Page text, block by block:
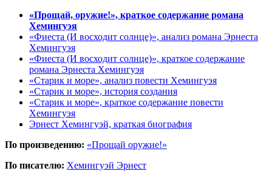
«Прощай, оружие!», краткое содержание романа
Хемингуэя
«Фиеста (И восходит солнце)», анализ романа Эрнеста
Хемингуэя
«Фиеста (И восходит солнце)», краткое содержание
романа Эрнеста Хемингуэя
«Старик и море», анализ повести Хемингуэя
«Старик и море», история создания
«Старик и море», краткое содержание повести
Хемингуэя
Эрнест Хемингуэй, краткая биография
По произведению: «Прощай оружие!»
По писателю: Хемингуэй Эрнест